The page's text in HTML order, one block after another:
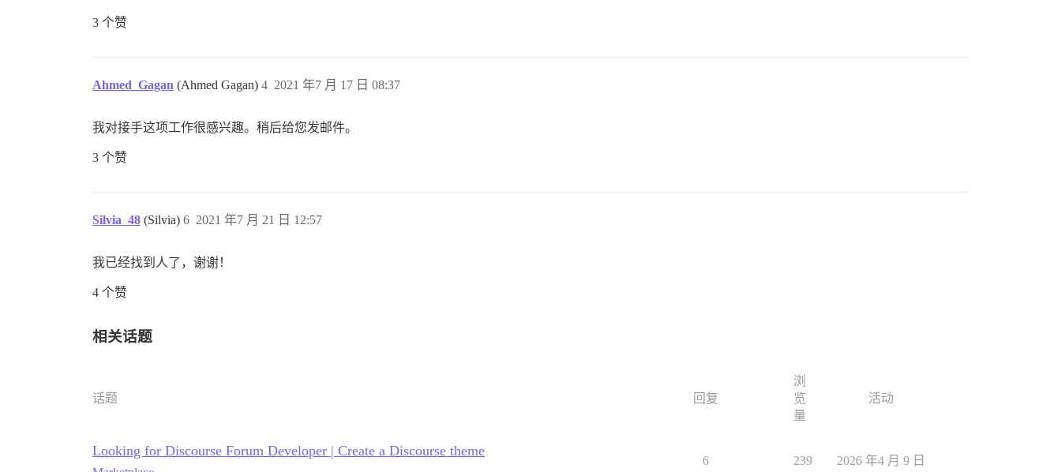
3 个赞
Ahmed_Gagan (Ahmed Gagan) 2021 年7 月 17 日 08:37
4
我对接手这项工作很感兴趣。稍后给您发邮件。
3 个赞
Silvia_48 (Silvia) 2021 年7 月 21 日 12:57
6
我已经找到人了，谢谢！
4 个赞
相关话题
话题 回复
浏
览
量
活动
Looking for Discourse Forum Developer | Create a Discourse theme
6 239 2026 年4 月 9 日